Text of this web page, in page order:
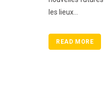
les lieux...
READ MORE